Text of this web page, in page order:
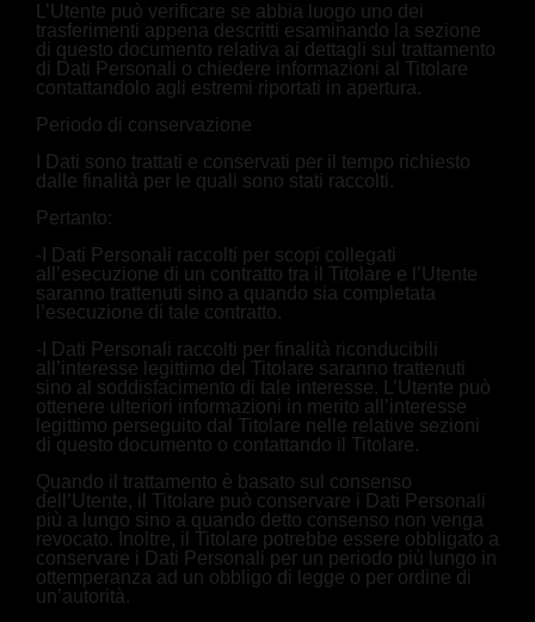
L’Utente può verificare se abbia luogo uno dei
trasferimenti appena descritti esaminando la sezione
di questo documento relativa ai dettagli sul trattamento
di Dati Personali o chiedere informazioni al Titolare
contattandolo agli estremi riportati in apertura.
Periodo di conservazione
I Dati sono trattati e conservati per il tempo richiesto
dalle finalità per le quali sono stati raccolti.
Pertanto:
-I Dati Personali raccolti per scopi collegati
all’esecuzione di un contratto tra il Titolare e l’Utente
saranno trattenuti sino a quando sia completata
l’esecuzione di tale contratto.
-I Dati Personali raccolti per finalità riconducibili
all’interesse legittimo del Titolare saranno trattenuti
sino al soddisfacimento di tale interesse. L’Utente può
ottenere ulteriori informazioni in merito all’interesse
legittimo perseguito dal Titolare nelle relative sezioni
di questo documento o contattando il Titolare.
Quando il trattamento è basato sul consenso
dell’Utente, il Titolare può conservare i Dati Personali
più a lungo sino a quando detto consenso non venga
revocato. Inoltre, il Titolare potrebbe essere obbligato a
conservare i Dati Personali per un periodo più lungo in
ottemperanza ad un obbligo di legge o per ordine di
un’autorità.